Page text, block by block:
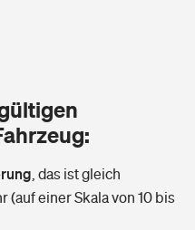
finden
das ist gleich
einer Skala von 10 bis